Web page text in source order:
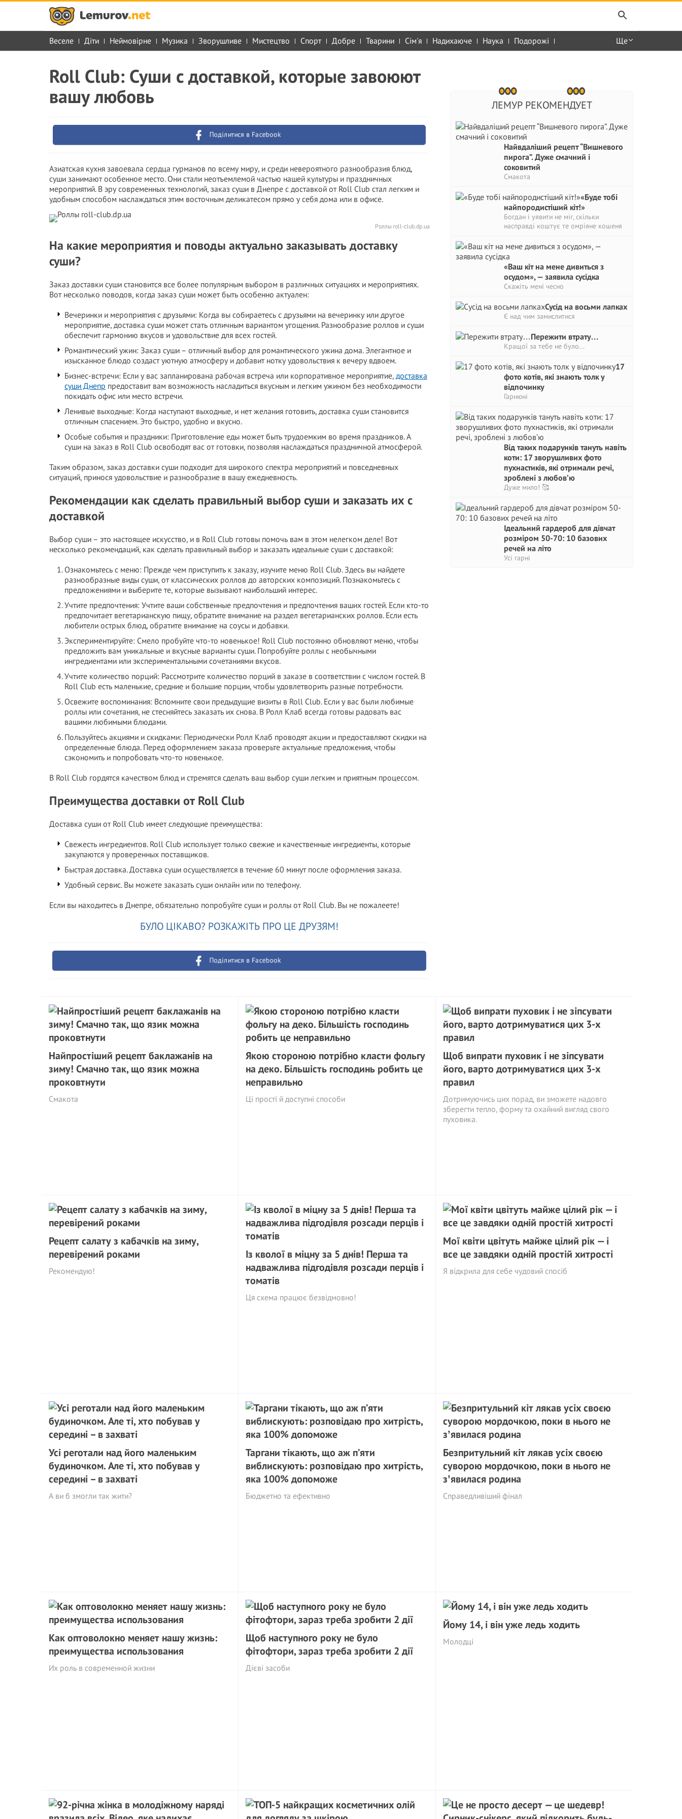
Веселе Діти Неймовірне Музика Зворушливе Мистецтво Спорт Добре Тварини Сім'я Надихаюче Наука Подорожі Ще
ЛЕМУР РЕКОМЕНДУЕТ
Найвдаліший рецепт “Вишневого
пирога”. Дуже смачний і
соковитий
Смакота
«Буде тобі
найпородистіший кіт!»
Богдан і уявити не міг, скільки
насправді коштує те омріяне кошеня
«Ваш кіт на мене дивиться з
осудом», — заявила сусідка
Скажіть мені чесно
Сусід на восьми лапках
Є над чим замислитися
Пережити втрату…
Кращої за тебе не було...
17
фото котів, які знають толк у
відпочинку
Гарнюні
Від таких подарунків тануть навіть
коти: 17 зворушливих фото
пухнастиків, які отримали речі,
зроблені з любов’ю
Дуже мило! 🥰
Ідеальний гардероб для дівчат
розміром 50-70: 10 базових
речей на літо
Усі гарні
Roll Club: Суши с доставкой, которые завоюют
вашу любовь
Поділитися в Facebook
Азиатская кухня завоевала сердца гурманов по всему миру, и среди невероятного разнообразия блюд,
суши занимают особенное место. Они стали неотъемлемой частью нашей культуры и праздничных
мероприятий. В эру современных технологий, заказ суши в Днепре с доставкой от Roll Club стал легким и
удобным способом наслаждаться этим восточным деликатесом прямо у себя дома или в офисе.
Роллы roll-club.dp.ua
На какие мероприятия и поводы актуально заказывать доставку
суши?
Заказ доставки суши становится все более популярным выбором в различных ситуациях и мероприятиях.
Вот несколько поводов, когда заказ суши может быть особенно актуален:
Вечеринки и мероприятия с друзьями: Когда вы собираетесь с друзьями на вечеринку или другое
мероприятие, доставка суши может стать отличным вариантом угощения. Разнообразие роллов и суши
обеспечит гармонию вкусов и удовольствие для всех гостей.
Романтический ужин: Заказ суши – отличный выбор для романтического ужина дома. Элегантное и
изысканное блюдо создаст уютную атмосферу и добавит нотку удовольствия к вечеру вдвоем.
Бизнес-встречи: Если у вас запланирована рабочая встреча или корпоративное мероприятие, доставка
суши Днепр предоставит вам возможность насладиться вкусным и легким ужином без необходимости
покидать офис или место встречи.
Ленивые выходные: Когда наступают выходные, и нет желания готовить, доставка суши становится
отличным спасением. Это быстро, удобно и вкусно.
Особые события и праздники: Приготовление еды может быть трудоемким во время праздников. А
суши на заказ в Roll Club освободят вас от готовки, позволяя наслаждаться праздничной атмосферой.
Таким образом, заказ доставки суши подходит для широкого спектра мероприятий и повседневных
ситуаций, принося удовольствие и разнообразие в вашу ежедневность.
Рекомендации как сделать правильный выбор суши и заказать их с
доставкой
Выбор суши – это настоящее искусство, и в Roll Club готовы помочь вам в этом нелегком деле! Вот
несколько рекомендаций, как сделать правильный выбор и заказать идеальные суши с доставкой:
Ознакомьтесь с меню: Прежде чем приступить к заказу, изучите меню Roll Club. Здесь вы найдете
разнообразные виды суши, от классических роллов до авторских композиций. Познакомьтесь с
предложениями и выберите те, которые вызывают наибольший интерес.
Учтите предпочтения: Учтите ваши собственные предпочтения и предпочтения ваших гостей. Если кто-то
предпочитает вегетарианскую пищу, обратите внимание на раздел вегетарианских роллов. Если есть
любители острых блюд, обратите внимание на соусы и добавки.
Экспериментируйте: Смело пробуйте что-то новенькое! Roll Club постоянно обновляют меню, чтобы
предложить вам уникальные и вкусные варианты суши. Попробуйте роллы с необычными
ингредиентами или экспериментальными сочетаниями вкусов.
Учтите количество порций: Рассмотрите количество порций в заказе в соответствии с числом гостей. В
Roll Club есть маленькие, средние и большие порции, чтобы удовлетворить разные потребности.
Освежите воспоминания: Вспомните свои предыдущие визиты в Roll Club. Если у вас были любимые
роллы или сочетания, не стесняйтесь заказать их снова. В Ролл Клаб всегда готовы радовать вас
вашими любимыми блюдами.
Пользуйтесь акциями и скидками: Периодически Ролл Клаб проводят акции и предоставляют скидки на
определенные блюда. Перед оформлением заказа проверьте актуальные предложения, чтобы
сэкономить и попробовать что-то новенькое.
В Roll Club гордятся качеством блюд и стремятся сделать ваш выбор суши легким и приятным процессом.
Преимущества доставки от Roll Club
Доставка суши от Roll Club имеет следующие преимущества:
Свежесть ингредиентов. Roll Club использует только свежие и качественные ингредиенты, которые
закупаются у проверенных поставщиков.
Быстрая доставка. Доставка суши осуществляется в течение 60 минут после оформления заказа.
Удобный сервис. Вы можете заказать суши онлайн или по телефону.
Если вы находитесь в Днепре, обязательно попробуйте суши и роллы от Roll Club. Вы не пожалеете!
БУЛО ЦІКАВО? РОЗКАЖІТЬ ПРО ЦЕ ДРУЗЯМ!
Поділитися в Facebook
Найпростіший рецепт баклажанів на
зиму! Смачно так, що язик можна
проковтнути
Смакота
Якою стороною потрібно класти фольгу
на деко. Більшість господинь робить це
неправильно
Ці прості й доступні способи
Щоб випрати пуховик і не зіпсувати
його, варто дотримуватися цих 3-х
правил
Дотримуючись цих порад, ви зможете надовго
зберегти тепло, форму та охайний вигляд свого
пуховика.
Рецепт салату з кабачків на зиму,
перевірений роками
Рекомендую!
Із кволої в міцну за 5 днів! Перша та
надважлива підгодівля розсади перців і
томатів
Ця схема працює безвідмовно!
Мої квіти цвітуть майже цілий рік — і
все це завдяки одній простій хитрості
Я відкрила для себе чудовий спосіб
Усі реготали над його маленьким
будиночком. Але ті, хто побував у
середині – в захваті
А ви б змогли так жити?
Таргани тікають, що аж п’яти
виблискують: розповідаю про хитрість,
яка 100% допоможе
Бюджетно та ефективно
Безпритульний кіт лякав усіх своєю
суворою мордочкою, поки в нього не
зʼявилася родина
Справедливіший фінал
Как оптоволокно меняет нашу жизнь:
преимущества использования
Их роль в современной жизни
Щоб наступного року не було
фітофтори, зараз треба зробити 2 дії
Дієві засоби
Йому 14, і він уже ледь ходить
Молодці